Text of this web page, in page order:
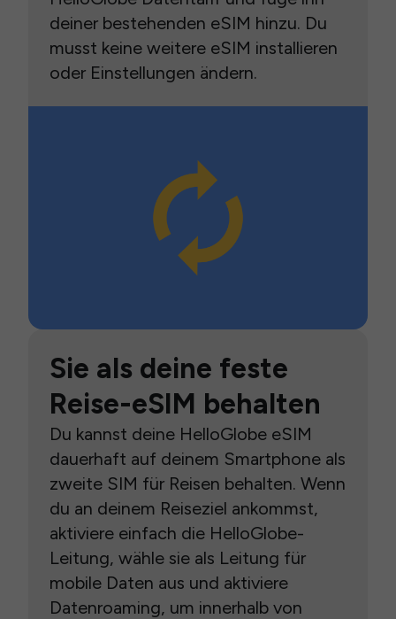
deiner bestehenden eSIM hinzu. Du
musst keine weitere eSIM installieren
oder Einstellungen ändern.
Sie als deine feste
Reise-eSIM behalten
Du kannst deine HelloGlobe eSIM
dauerhaft auf deinem Smartphone als
zweite SIM für Reisen behalten. Wenn
du an deinem Reiseziel ankommst,
aktiviere einfach die HelloGlobe-
Leitung, wähle sie als Leitung für
mobile Daten aus und aktiviere
Datenroaming, um innerhalb von